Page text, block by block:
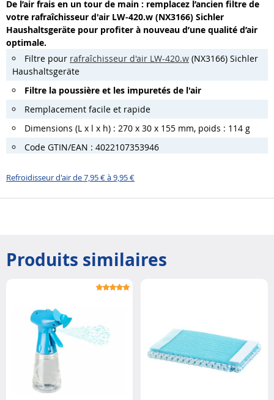
De l’air frais en un tour de main : remplacez l’ancien filtre de
votre rafraîchisseur d'air LW-420.w (NX3166) Sichler
Haushaltsgeräte pour profiter à nouveau d’une qualité d’air
optimale.
Filtre pour rafraîchisseur d'air LW-420.w (NX3166) Sichler
Haushaltsgeräte
Filtre la poussière et les impuretés de l'air
Remplacement facile et rapide
Dimensions (L x l x h) : 270 x 30 x 155 mm, poids : 114 g
Code GTIN/EAN : 4022107353946
Refroidisseur d'air de 7,95 € à 9,95 €
Produits similaires